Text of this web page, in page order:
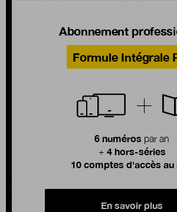
Abonnement
Formule Intégrale
6 numéros par an
+ 4 hors-séries
10 comptes d'accès au
En savoir plus